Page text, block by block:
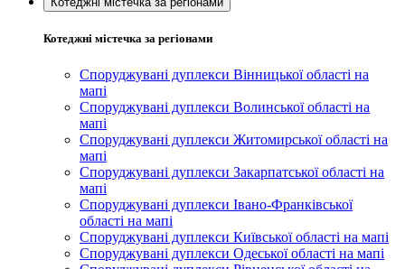
Котеджні містечка за регіонами
Споруджувані дуплекси Вінницької області на
мапі
Споруджувані дуплекси Волинської області на
мапі
Споруджувані дуплекси Житомирської області на
мапі
Споруджувані дуплекси Закарпатської області на
мапі
Споруджувані дуплекси Івано-Франківської
області на мапі
Споруджувані дуплекси Київської області на мапі
Споруджувані дуплекси Одеської області на мапі